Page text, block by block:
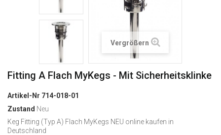
Vergrößern
Fitting A Flach MyKegs - Mit Sicherheitsklinke
Artikel-Nr 714-018-01
Zustand Neu
Keg Fitting (Typ A) Flach MyKegs NEU online kaufen in
Deutschland